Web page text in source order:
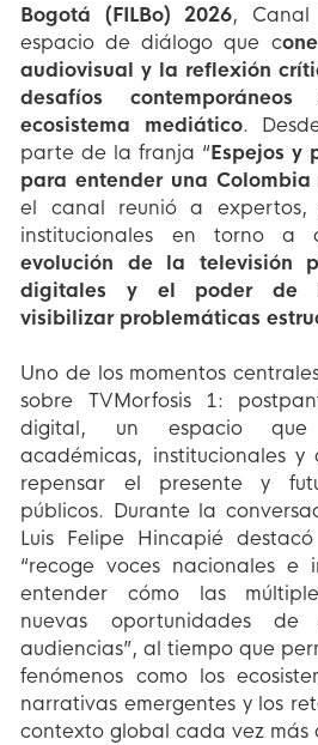
Bogotá (FILBo) 2026, Canal
espacio de diálogo que c
audiovisual y la reflexión
desafíos
ecosistema mediático.
parte de la franja “Espejos y
para entender una Colombia
el canal reunió a expertos,
institucionales en torno a
evolución de la televisión
digitales y el poder de
visibilizar problemáticas
Uno de los momentos
sobre TVMorfosis 1:
digital, un espacio que
académicas, institucionales
repensar el presente y
públicos. Durante la
Luis Felipe Hincapié
“recoge voces nacionales e
entender cómo las
nuevas oportunidades
audiencias”, al tiempo que
fenómenos como los
narrativas emergentes y los
contexto global cada vez más